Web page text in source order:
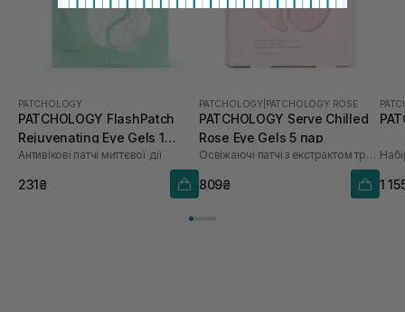
PATCHOLOGY
PATCHOLOGY FlashPatch
Rejuvenating Eye Gels 1
пара
Антивікові патчі миттєвої дії
231₴
PATCHOLOGY PATCHOLOGY ROSE
PATCHOLOGY Serve Chilled
Rose Eye Gels 5 пар
Освіжаючі патчі з екстрактом троянди
809₴ 1